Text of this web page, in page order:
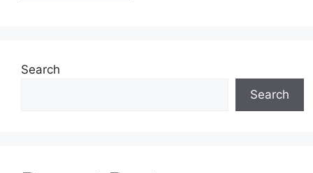
Search
Search